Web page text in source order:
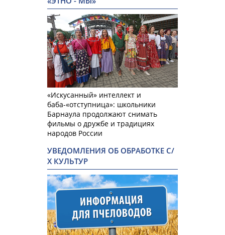
«Искусанный» интеллект и
баба-«отступница»: школьники
Барнаула продолжают снимать
фильмы о дружбе и традициях
народов России
УВЕДОМЛЕНИЯ ОБ ОБРАБОТКЕ С/
Х КУЛЬТУР